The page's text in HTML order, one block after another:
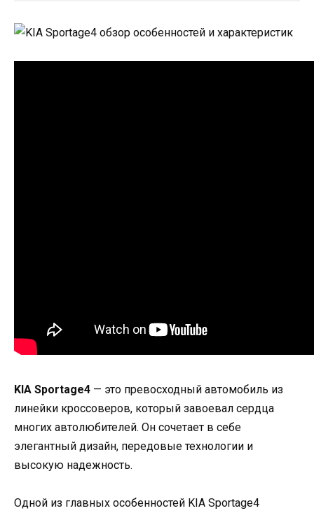
KIA Sportage4 — это превосходный автомобиль из
линейки кроссоверов, который завоевал сердца
многих автолюбителей. Он сочетает в себе
элегантный дизайн, передовые технологии и
высокую надежность.
Одной из главных особенностей KIA Sportage4